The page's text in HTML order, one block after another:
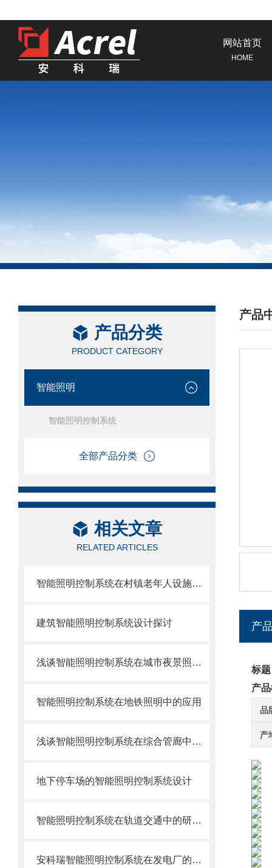
网站首页
HOME
产品分类
PRODUCT CATEGORY
智能照明
智能照明控制系统
全部产品分类
相关文章
RELATED ARTICLES
智能照明控制系统在村镇老年人设施中的应用
建筑智能照明控制系统设计探讨
浅谈智能照明控制系统在城市夜景照明中的运用
智能照明控制系统在地铁照明中的应用
浅谈智能照明控制系统在综合管廊中的设计应用与研究
地下停车场的智能照明控制系统设计
智能照明控制系统在轨道交通中的研究及其应用
安科瑞智能照明控制系统在发电厂的应用探讨
产品
/
产
标
产
品
产